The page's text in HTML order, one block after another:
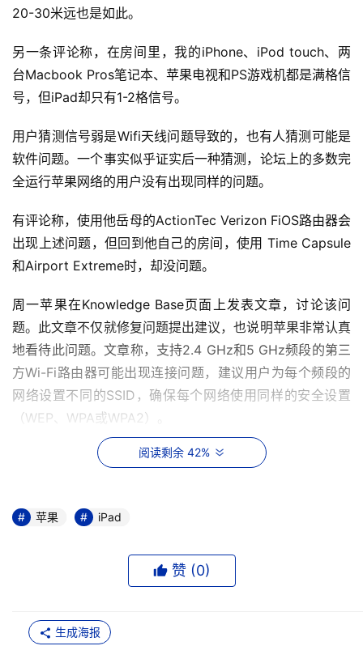
20-30米远也是如此。
另一条评论称，在房间里，我的iPhone、iPod touch、两
台Macbook Pros笔记本、苹果电视和PS游戏机都是满格信
号，但iPad却只有1-2格信号。
用户猜测信号弱是Wifi天线问题导致的，也有人猜测可能是
软件问题。一个事实似乎证实后一种猜测，论坛上的多数完
全运行苹果网络的用户没有出现同样的问题。
有评论称，使用他岳母的ActionTec Verizon FiOS路由器会
出现上述问题，但回到他自己的房间，使用 Time Capsule
和Airport Extreme时，却没问题。
周一苹果在Knowledge Base页面上发表文章，讨论该问
题。此文章不仅就修复问题提出建议，也说明苹果非常认真
地看待此问题。文章称，支持2.4 GHz和5 GHz频段的第三
方Wi-Fi路由器可能出现连接问题，建议用户为每个频段的
网络设置不同的SSID，确保每个网络使用同样的安全设置
（WEP、WPA或WPA2）。
前，可采取以下补救措施：
升级路由器的固件  在iPad与家庭网络连接前，确保固件是
最新版的，使路由器具有完整的功能。
换下路由器位置  察看路由器是否太接近引起干扰的设备，
因为微波、无绳电话、无线键盘和蓝牙设备都会干扰W-Fi信
阅读剩余 42%
苹果 iPad
赞 (0)
生成海报